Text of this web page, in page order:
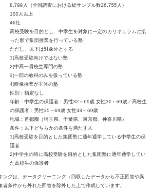
8,799人（全国調査における総サンプル数26,755人）
100人以上
46社
高校受験を目的とし、中学生を対象に一定のカリキュラムに沿
った形で集団授業を行っている塾
ただし、以下は対象外とする
1)高校受験向けではない塾
2)中高一貫校生専門の塾
3)一部の教科のみを扱っている塾
4)映像授業が主体の塾
性別：指定なし
年齢：中学生の保護者：男性32～69歳 女性30～69歳／高校生
の保護者：男性35～69歳 女性33～69歳
地域：首都圏（埼玉県、千葉県、東京都、神奈川県）
条件：以下どちらかの条件を満たす人
1)高校受験を目的とした集団塾に通年通学している中学生の保
護者
2)中学生の時に高校受験を目的とした集団塾に通年通学してい
た高校生の保護者
グは、データクリーニング（回収したデータから不正回答や異
条件から外れた回答を除外した上で作成しています。